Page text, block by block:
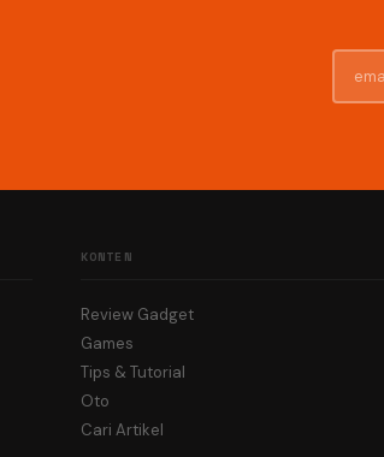
KONTEN
Review Gadget
Games
Tips & Tutorial
Oto
Cari Artikel